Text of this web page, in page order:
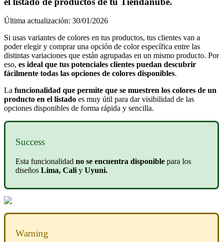
Última actualización: 30/01/2026
Si usas variantes de colores en tus productos, tus clientes van a
poder elegir y comprar una opción de color específica entre las
distintas variaciones que están agrupadas en un mismo producto. Por
eso, es ideal que tus potenciales clientes puedan descubrir
fácilmente todas las opciones de colores disponibles.
La funcionalidad que permite que se muestren los colores de un
producto en el listado es muy útil para dar visibilidad de las
opciones disponibles de forma rápida y sencilla.
Success
Esta funcionalidad no se encuentra disponible para los
diseños Lima, Cali y Uyuni.
Warning